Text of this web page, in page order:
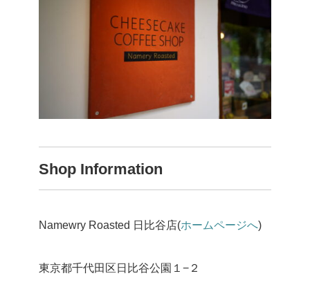
Shop Information
Namewry Roasted 日比谷店(ホームページへ)
東京都千代田区日比谷公園１−２